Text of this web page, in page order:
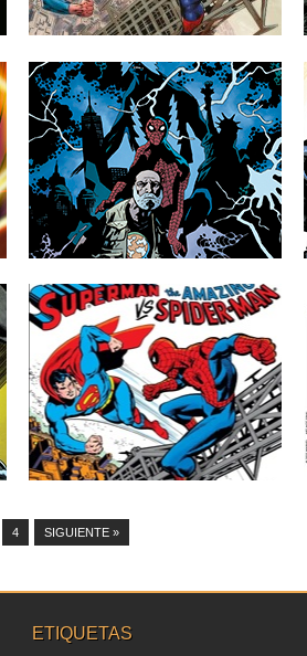
▶
08.03.26
MARVEL PREVIEWS
SPIDER-MAN: MEALS TO
ASTONISH #1
A continuación puedes ver las primeras
páginas del comic-book Spider-Man:
Meals...
▶
02.10.25
SPIDERMAN Y
SUPERMAN
PROTAGONIZARÁN EL
CRUCE MARVEL/DC DE
2026
Hoy se ha puesto a la venta el primer
cruce entres...
▶
4 SIGUIENTE »
ETIQUETAS